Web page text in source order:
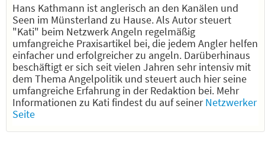
Hans Kathmann ist anglerisch an den Kanälen und
Seen im Münsterland zu Hause. Als Autor steuert
"Kati" beim Netzwerk Angeln regelmäßig
umfangreiche Praxisartikel bei, die jedem Angler helfen
einfacher und erfolgreicher zu angeln. Darüberhinaus
beschäftigt er sich seit vielen Jahren sehr intensiv mit
dem Thema Angelpolitik und steuert auch hier seine
umfangreiche Erfahrung in der Redaktion bei. Mehr
Informationen zu Kati findest du auf seinerNetzwerker
Seite